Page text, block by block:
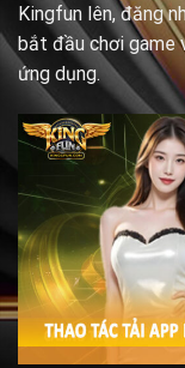
Kingfun lên, đăng
bắt đầu chơi game
ứng dụng.